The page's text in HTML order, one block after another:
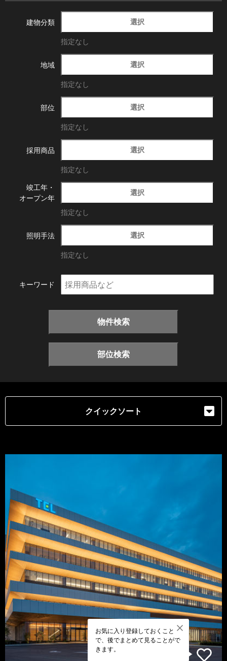
建物分類 選択
指定なし
地域 選択
指定なし
部位 選択
指定なし
採用商品 選択
指定なし
竣工年・
オープン年
選択
指定なし
照明手法 選択
指定なし
キーワード
物件検索
部位検索
クイックソート
お気に入り登録しておくこと
で、後でまとめて見ることがで
きます。